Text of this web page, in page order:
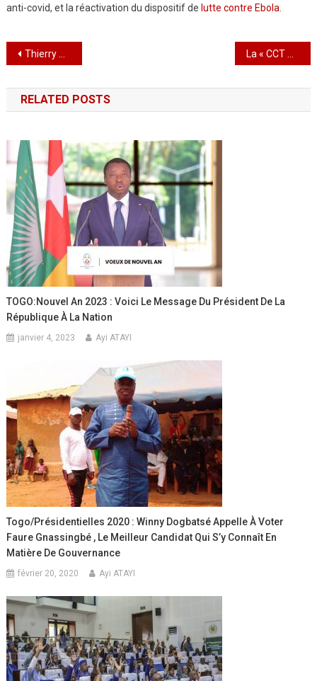
anti-covid, et la réactivation du dispositif de lutte contre Ebola.
Navigation
de
l’article
Thierry Awesso, Nouveau Président du Conseil d’Administration de Nioto La « CCT BATIMAT » récompense les meilleurs carreleurs Togolais
RELATED POSTS
TOGO:Nouvel An 2023 : Voici Le Message Du Président De La
République À La Nation
janvier 4, 2023 Ayi ATAYI
Togo/Présidentielles 2020 : Winny Dogbatsé Appelle À Voter
Faure Gnassingbé , Le Meilleur Candidat Qui S’y Connaît En
Matière De Gouvernance
février 20, 2020 Ayi ATAYI